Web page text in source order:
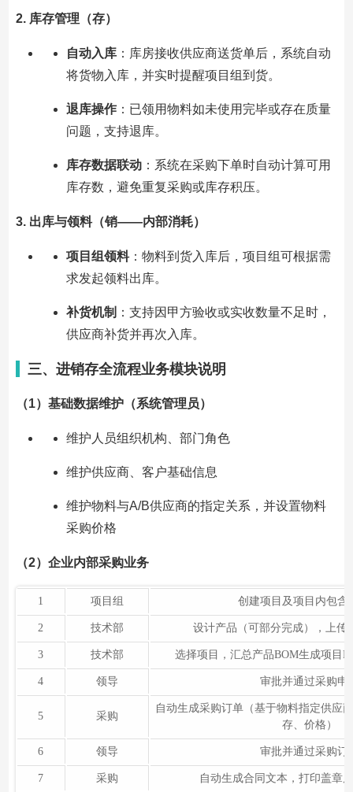
2. 库存管理（存）
自动入库：库房接收供应商送货单后，系统自动
将货物入库，并实时提醒项目组到货。
退库操作：已领用物料如未使用完毕或存在质量
问题，支持退库。
库存数据联动：系统在采购下单时自动计算可用
库存数，避免重复采购或库存积压。
3. 出库与领料（销——内部消耗）
项目组领料：物料到货入库后，项目组可根据需
求发起领料出库。
补货机制 ：支持因甲方验收或实收数量不足时，
供应商补货并再次入库。
三、进销存全流程业务模块说明
（1）基础数据维护（系统管理员）
维护人员组织机构、部门角色
维护供应商、客户基础信息
维护物料与A/B供应商的指定关系，并设置物料
采购价格
（2）企业内部采购业务
1 项目组 创建项目及项目内包含
2 技术部 设计产品（可部分完成），上传
3 技术部 选择项目，汇总产品BOM生成项目
4 领导 审批并通过采购申
5 采购
自动生成采购订单（基于物料指定供应
存、价格）
6 领导 审批并通过采购订
7 采购 自动生成合同文本，打印盖章